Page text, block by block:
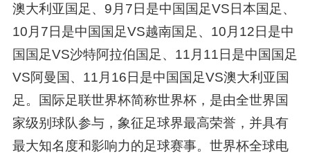
澳大利亚国足、9月7日是中国国足VS日本国足、
10月7日是中国国足VS越南国足、10月12日是中
国国足VS沙特阿拉伯国足、11月11日是中国国足
VS阿曼国、11月16日是中国国足VS澳大利亚国
足。国际足联世界杯简称世界杯，是由全世界国
家级别球队参与，象征足球界最高荣誉，并具有
最大知名度和影响力的足球赛事。世界杯全球电